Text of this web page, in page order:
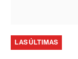
LAS ÚLTIMAS